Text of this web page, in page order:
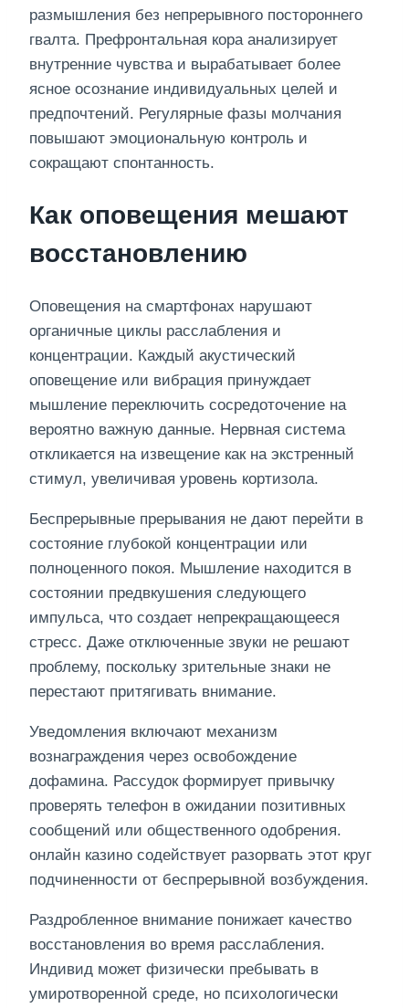
размышления без непрерывного постороннего
гвалта. Префронтальная кора анализирует
внутренние чувства и вырабатывает более
ясное осознание индивидуальных целей и
предпочтений. Регулярные фазы молчания
повышают эмоциональную контроль и
сокращают спонтанность.
Как оповещения мешают
восстановлению
Оповещения на смартфонах нарушают
органичные циклы расслабления и
концентрации. Каждый акустический
оповещение или вибрация принуждает
мышление переключить сосредоточение на
вероятно важную данные. Нервная система
откликается на извещение как на экстренный
стимул, увеличивая уровень кортизола.
Беспрерывные прерывания не дают перейти в
состояние глубокой концентрации или
полноценного покоя. Мышление находится в
состоянии предвкушения следующего
импульса, что создает непрекращающееся
стресс. Даже отключенные звуки не решают
проблему, поскольку зрительные знаки не
перестают притягивать внимание.
Уведомления включают механизм
вознаграждения через освобождение
дофамина. Рассудок формирует привычку
проверять телефон в ожидании позитивных
сообщений или общественного одобрения.
онлайн казино содействует разорвать этот круг
подчиненности от беспрерывной возбуждения.
Раздробленное внимание понижает качество
восстановления во время расслабления.
Индивид может физически пребывать в
умиротворенной среде, но психологически